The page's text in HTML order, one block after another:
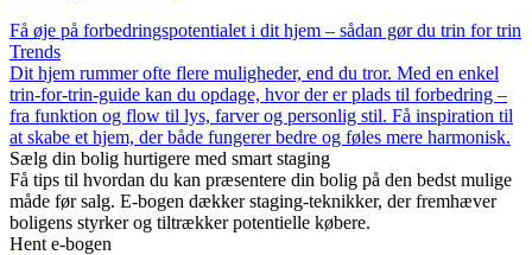
Få øje på forbedringspotentialet i dit hjem – sådan gør du trin for trin
Trends
Dit hjem rummer ofte flere muligheder, end du tror. Med en enkel
trin-for-trin-guide kan du opdage, hvor der er plads til forbedring –
fra funktion og flow til lys, farver og personlig stil. Få inspiration til
at skabe et hjem, der både fungerer bedre og føles mere harmonisk.
Sælg din bolig hurtigere med smart staging
Få tips til hvordan du kan præsentere din bolig på den bedst mulige
måde før salg. E-bogen dækker staging-teknikker, der fremhæver
boligens styrker og tiltrækker potentielle købere.
Hent e-bogen